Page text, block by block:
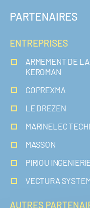
PARTENAIRES
ENTREPRISES
ARMEMENT DE
KEROMAN
COPREXMA
LE DREZEN
MARINELEC
MASSON
PIRIOU
VECTURA
AUTRES